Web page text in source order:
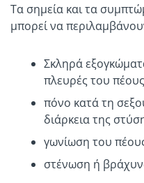
Τα σημεία και τα
μπορεί να
Σκληρά
πλευρές του πέους
πόνο κατά τη
διάρκεια της
γωνίωση του
στένωση ή